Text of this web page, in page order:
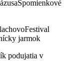
Spomienkové
Festival
jarmok
podujatia v